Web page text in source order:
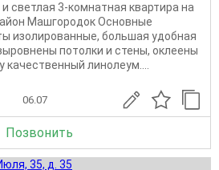
светлая 3-комнатная квартира на
Машгородок Основные
изолированные, большая удобная
потолки и стены, оклеены
качественный линолеум....
06.07
Позвонить